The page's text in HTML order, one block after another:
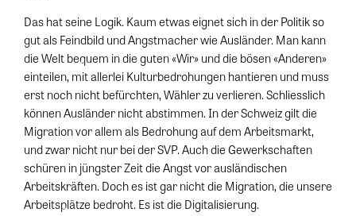
Das hat seine Logik. Kaum etwas eignet sich in der Politik so
gut als Feindbild und Angstmacher wie Ausländer. Man kann
die Welt bequem in die guten «Wir» und die bösen «Anderen»
einteilen, mit allerlei Kulturbedrohungen hantieren und muss
erst noch nicht befürchten, Wähler zu verlieren. Schliesslich
können Ausländer nicht abstimmen. In der Schweiz gilt die
Migration vor allem als Bedrohung auf dem Arbeitsmarkt,
und zwar nicht nur bei der SVP. Auch die Gewerkschaften
schüren in jüngster Zeit die Angst vor ausländischen
Arbeitskräften. Doch es ist gar nicht die Migration, die unsere
Arbeitsplätze bedroht. Es ist die Digitalisierung.